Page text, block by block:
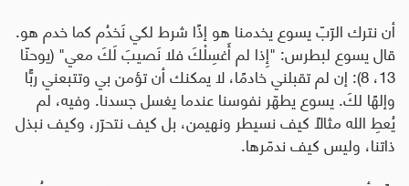
أن نترك الرّبّ يسوع يخدمنا هو إذًا شرط لكي نَخدُم كما خدم هو.
قال يسوع لبطرس: "إِذا لم أَغسِلْكَ فلا نَصيبَ لَكَ معي" (يوحنّا
13، 8): إن لم تقبلني خادمًا، لا يمكنك أن تؤمن بي وتتبعني ربًّا
وإلهًا لكَ. يسوع يطهّر نفوسنا عندما يغسل جسدنا. وفيه، لم
يُعطِ الله مثالًا كيف نسيطر ونهيمن، بل كيف نتحرّر، وكيف نبذل
ذاتنا، وليس كيف ندمّرها.